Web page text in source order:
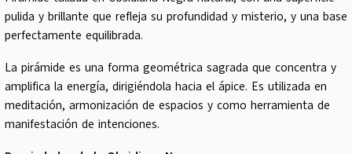
pulida y brillante que refleja su profundidad y misterio, y una base
perfectamente equilibrada.
La pirámide es una forma geométrica sagrada que concentra y
amplifica la energía, dirigiéndola hacia el ápice. Es utilizada en
meditación, armonización de espacios y como herramienta de
manifestación de intenciones.